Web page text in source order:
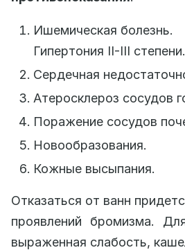
Ишемическая болезнь.
Гипертония II-III степени.
Сердечная
Атеросклероз сосудов
Поражение сосудов
Новообразования.
Кожные высыпания.
Отказаться от ванн
проявлений бромизма.
выраженная слабость,